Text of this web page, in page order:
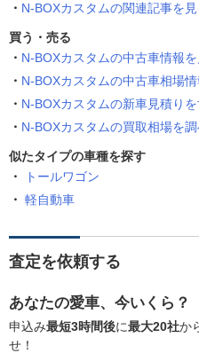
N-BOXカスタムの関連記事を見
買う・売る
N-BOXカスタムの中古車情報を
N-BOXカスタムの中古車相場
N-BOXカスタムの新車見積りを
N-BOXカスタムの買取相場を調
似たタイプの車種を探す
トールワゴン
軽自動車
査定を依頼する
あなたの愛車、今いくら？
申込み最短3時間後に最大20社か
せ！